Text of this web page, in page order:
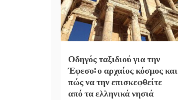
Οδηγός ταξιδιού για την
Έφεσο: ο αρχαίος κόσμος και
πώς να την επισκεφθείτε
από τα ελληνικά νησιά